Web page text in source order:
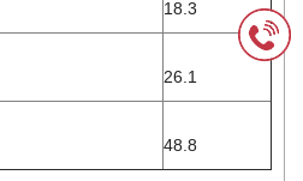
18.3
26.1
48.8